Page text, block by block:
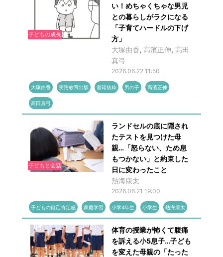
子どもの成長
い！めちゃくちゃな男児
との暮らしがラクになる
「子育てハードルの下げ
方」
大塚由香, 高濱正伸, 高田
真弓
2026.06.22 11:50
大塚由香 実務教育出版 書籍抜粋 男の子 高濱正伸
高田真弓
子どもと会話
ランドセルの底に隠され
たテストを見つけた母
親…「怒らない、ため息
もつかない」と約束した
日に変わったこと
熱海康太
2026.06.21 19:00
子どもの自己肯定感 家庭学習 小学4年生 小学生 熱海康太
体育の授業が怖くて腹痛
を訴える小5息子…子ども
を変えた母親の「たった